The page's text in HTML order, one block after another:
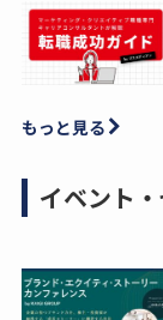
もっと見る
イベント